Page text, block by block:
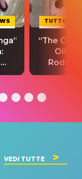
e
TUTTO
“The
Olivia
testo,
VEDI TUTTE